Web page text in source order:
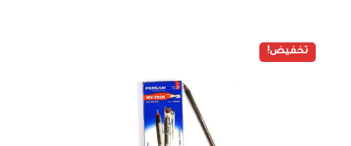
تخفيض!